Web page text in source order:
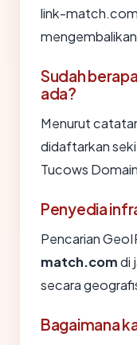
link-
Sudah
ada?
Menurut
didaftarkan
Tucows
Penyedia
Pencarian
match.comdi
secara
Bagaimana